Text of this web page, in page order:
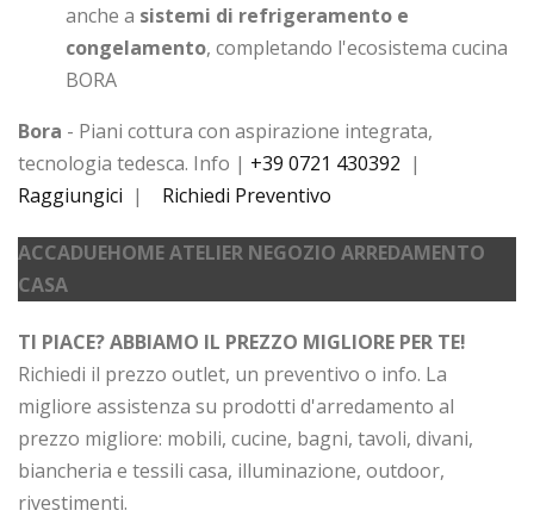
anche a sistemi di refrigeramento e
congelamento, completando l'ecosistema cucina
BORA
Bora - Piani cottura con aspirazione integrata,
tecnologia tedesca. Info | +39 0721 430392 |
Raggiungici | Richiedi Preventivo
ACCADUEHOME ATELIER NEGOZIO ARREDAMENTO
CASA
TI PIACE? ABBIAMO IL PREZZO MIGLIORE PER TE!
Richiedi il prezzo outlet, un preventivo o info. La
migliore assistenza su prodotti d'arredamento al
prezzo migliore: mobili, cucine, bagni, tavoli, divani,
biancheria e tessili casa, illuminazione, outdoor,
rivestimenti.